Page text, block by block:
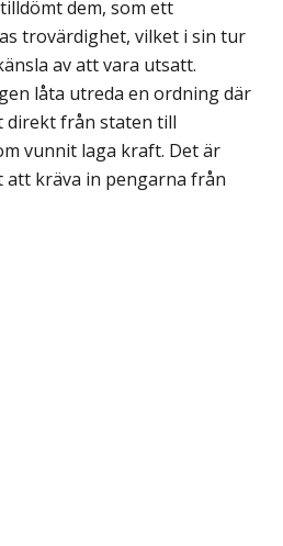
dem, som ett
trovärdighet, vilket i sin tur
av att vara utsatt.
låta utreda en ordning där
direkt från staten till
vunnit laga kraft. Det är
kräva in pengarna från